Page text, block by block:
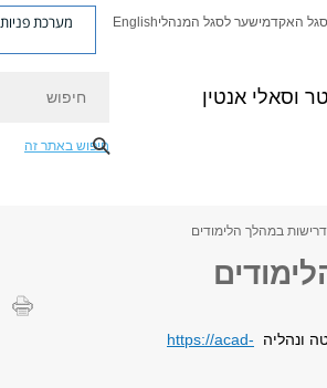
וסאלי אנטין
האקדמישער לסגל המנהליEnglish מערכת פניות
חיפוש באתר זה
במהלך הלימודים
ונהליה https://acad-